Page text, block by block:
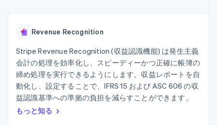
ポーネント
125 以上の決
可能
Terminal
対面支払い
Authorization
Boost
決済成功率の
最適化
Link
スピーディー
Recognition
会計管理の
Stripe
Sigma
カスタムレ
ポート
Data
Pipeline
データの同
業種別
AI 企業
クリエイターエコノミ―
ゲーム
ホスピタリティ、旅行、
のカードを発行
ビスのプロビジョニング
と管理
リソース
Sessions 年次カンファ
採用情報
ニュースルーム
Stripe Press
お問い合わせ
Revenue Recognition
Stripe Revenue Recognition (収益認識機能) は発生主義
会計の処理を効率化し、スピーディーかつ正確に帳簿の
締め処理を実行できるようにします。収益レポートを自
動化し、設定することで、IFRS 15 および ASC 606 の収
益認識基準への準拠の負担を減らすことができます。
もっと知る